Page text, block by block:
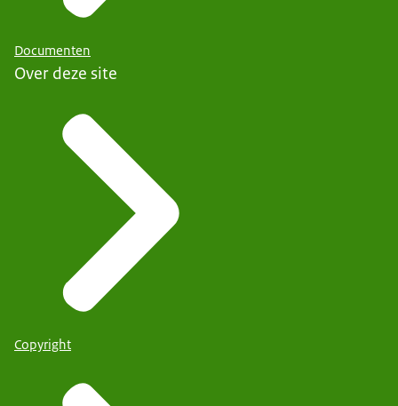
Documenten
Over deze site
Copyright